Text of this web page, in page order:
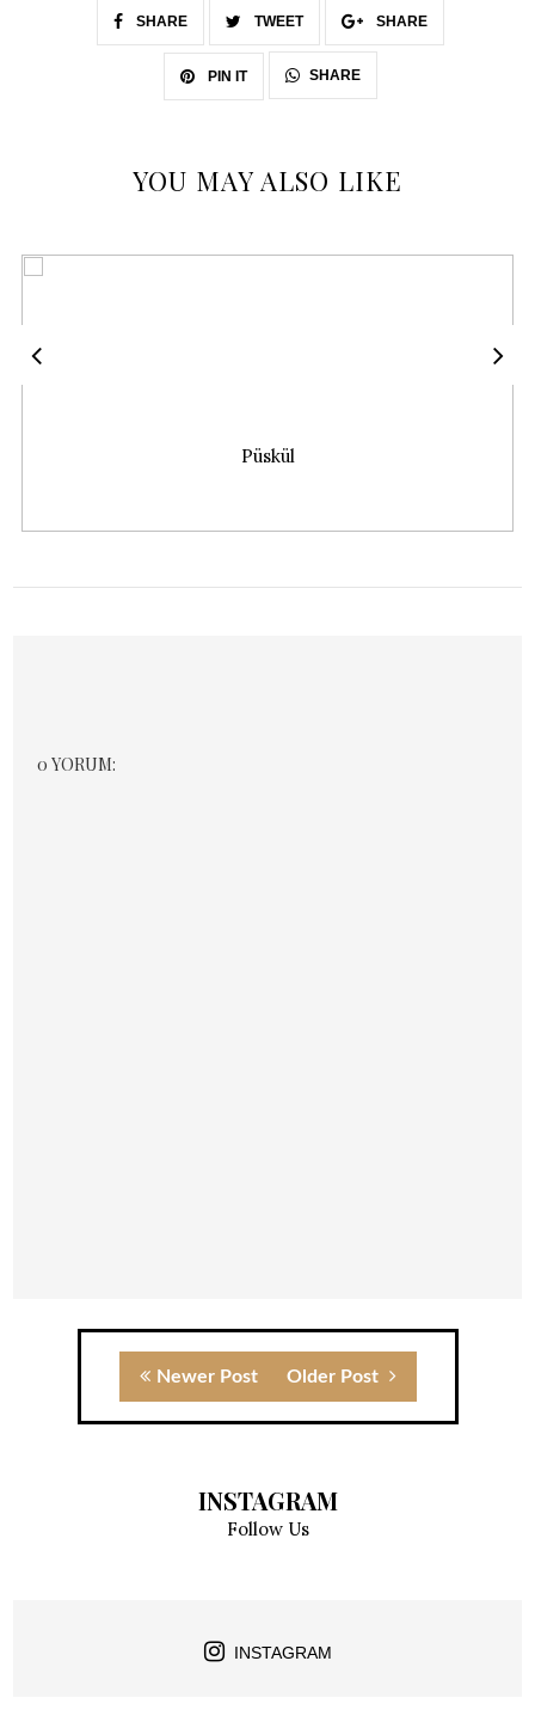
SHARE TWEET SHARE
PIN IT SHARE
YOU MAY ALSO LIKE
Baby Blue
0 YORUM:
Newer Post Older Post
INSTAGRAM
Follow Us
INSTAGRAM